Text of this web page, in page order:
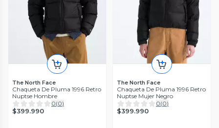
The North Face
Chaqueta De Pluma 1996 Retro
Nuptse Hombre
0(0)
$399.990
The North Face
Chaqueta De Pluma 1996 Retro
Nuptse Mujer Negro
0(0)
$399.990